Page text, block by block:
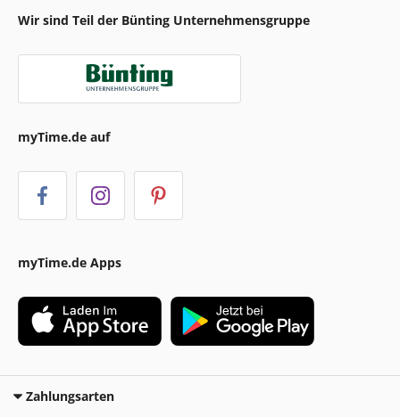
Wir sind Teil der Bünting Unternehmensgruppe
myTime.de auf
myTime.de Apps
Zahlungsarten